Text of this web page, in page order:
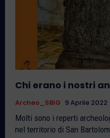
Chi erano i nostri
Archeo_SBiG 9 Aprile 2022
Molti sono i reperti
nel territorio di San